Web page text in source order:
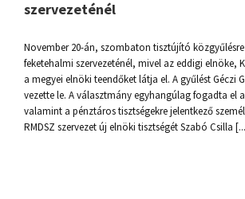
szervezeténél
November 20-án, szombaton tisztújító közgyűlésre
feketehalmi szervezeténél, mivel az eddigi elnöke,
a megyei elnöki teendőket látja el. A gyűlést Géczi
vezette le. A választmány egyhangúlag fogadta el
valamint a pénztáros tisztségekre jelentkező
RMDSZ szervezet új elnöki tisztségét Szabó Csilla